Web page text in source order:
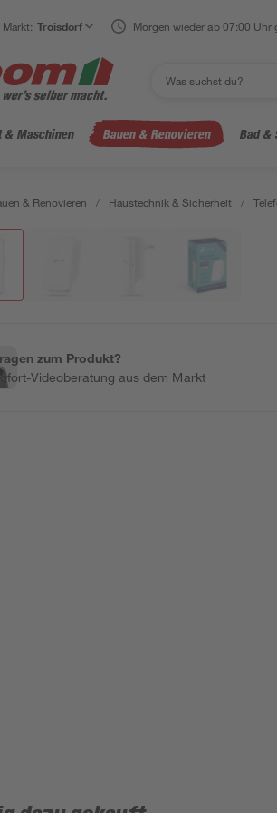
Markt: Troisdorf Morgen wieder ab 07:00 Uhr
& Maschinen Bauen & Renovieren Bad &
& Renovieren / Haustechnik & Sicherheit /
zum Produkt?
Sofort-Videoberatung aus dem Markt